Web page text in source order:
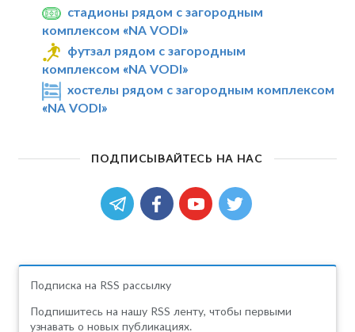
стадионы рядом с загородным
комплексом «NA VODI»
футзал рядом с загородным
комплексом «NA VODI»
хостелы рядом с загородным комплексом
«NA VODI»
ПОДПИСЫВАЙТЕСЬ НА НАС
Подписка на RSS рассылку
Подпишитесь на нашу RSS ленту, чтобы первыми
узнавать о новых публикациях.